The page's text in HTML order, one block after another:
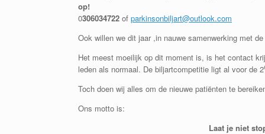
op!
0306034722 of parkinsonbiljart@outlook.com
Ook willen we dit jaar ,in nauwe samenwerking met
Het meest moeilijk op dit moment is, is het contact
leden als normaal. De biljartcompetitie ligt al voor de 2
Toch doen wij alles om de nieuwe patiënten te
Ons motto is:
Laat je niet